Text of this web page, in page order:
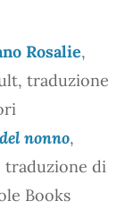
Rosalie,
traduzione
nonno,
traduzione di
Books